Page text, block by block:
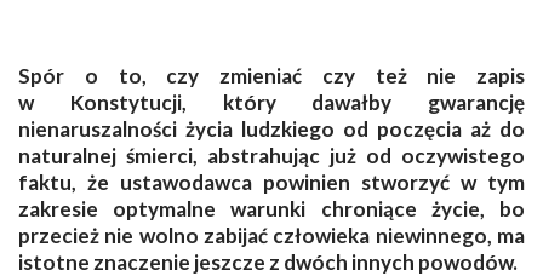
Spór o to, czy zmieniać czy też nie zapis
w Konstytucji, który dawałby gwarancję
nienaruszalności życia ludzkiego od poczęcia aż do
naturalnej śmierci, abstrahując już od oczywistego
faktu, że ustawodawca powinien stworzyć w tym
zakresie optymalne warunki chroniące życie, bo
przecież nie wolno zabijać człowieka niewinnego, ma
istotne znaczenie jeszcze z dwóch innych powodów.